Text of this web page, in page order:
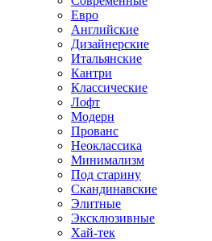
Евро
Английские
Дизайнерские
Итальянские
Кантри
Классические
Лофт
Модерн
Прованс
Неоклассика
Минимализм
Под старину
Скандинавские
Элитные
Эксклюзивные
Хай-тек